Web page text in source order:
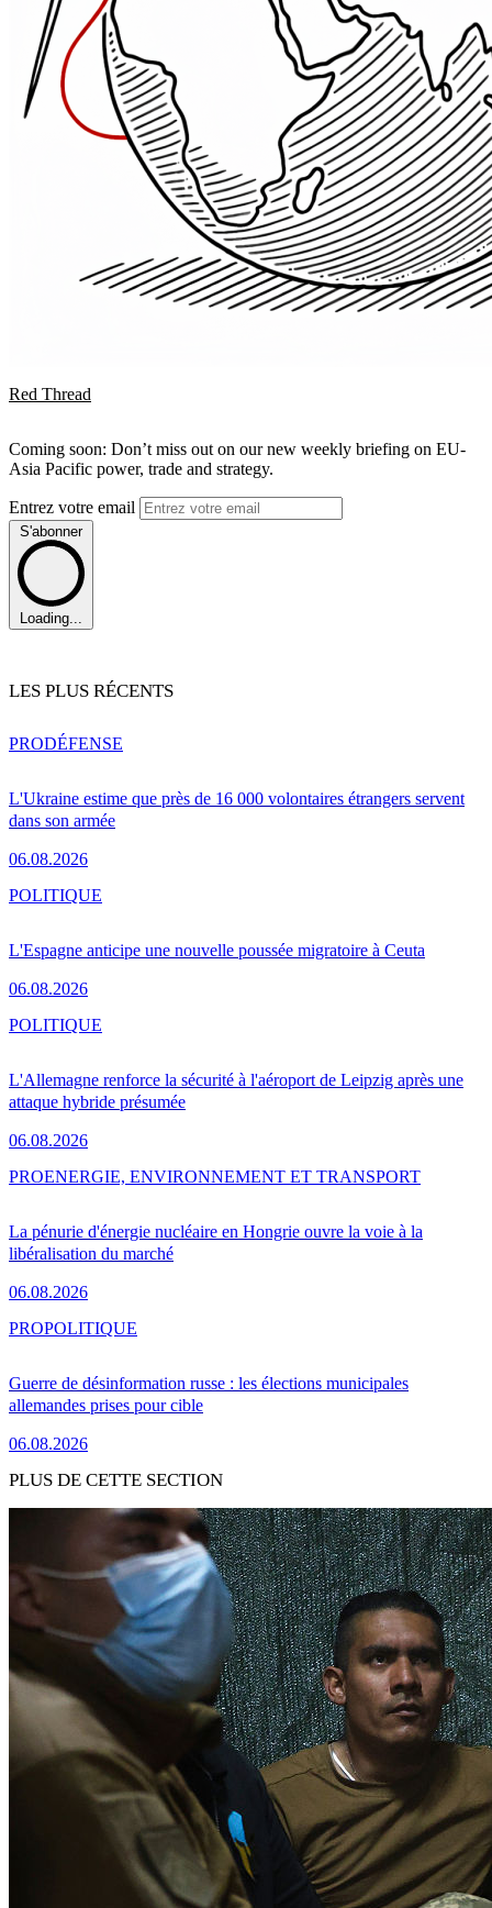
Red Thread
Coming soon: Don’t miss out on our new weekly briefing on EU-
Asia Pacific power, trade and strategy.
Entrez votre email
S'abonner
Loading...
LES PLUS RÉCENTS
L'Ukraine estime que près de 16 000 volontaires étrangers servent
dans son armée
06.08.2026
PRODÉFENSE
L'Espagne anticipe une nouvelle poussée migratoire à Ceuta
06.08.2026
POLITIQUE
L'Allemagne renforce la sécurité à l'aéroport de Leipzig après une
attaque hybride présumée
06.08.2026
POLITIQUE
La pénurie d'énergie nucléaire en Hongrie ouvre la voie à la
libéralisation du marché
06.08.2026
PROENERGIE, ENVIRONNEMENT ET TRANSPORT
Guerre de désinformation russe : les élections municipales
allemandes prises pour cible
06.08.2026
PROPOLITIQUE
PLUS DE CETTE SECTION